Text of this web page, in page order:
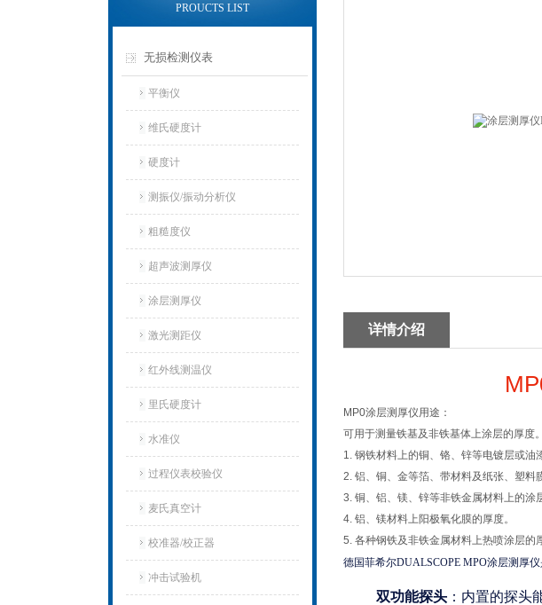
PROUCTS LIST
无损检测仪表
平衡仪
维氏硬度计
硬度计
测振仪/振动分析仪
粗糙度仪
超声波测厚仪
涂层测厚仪
激光测距仪
红外线测温仪
里氏硬度计
水准仪
过程仪表校验仪
麦氏真空计
校准器/校正器
冲击试验机
详情介绍
MP0涂层测厚仪用途：
可用于测量铁基及非铁基体上涂层的厚度
1. 钢铁材料上的铜、铬、锌等电镀层或油
2. 铝、铜、金等箔、带材料及纸张、塑料
3. 铜、铝、镁、锌等非铁金属材料上的涂
4. 铝、镁材料上阳极氧化膜的厚度。
5. 各种钢铁及非铁金属材料上热喷涂层的
德国菲希尔DUALSCOPE MPO涂层测厚
双功能探头：内置的探头